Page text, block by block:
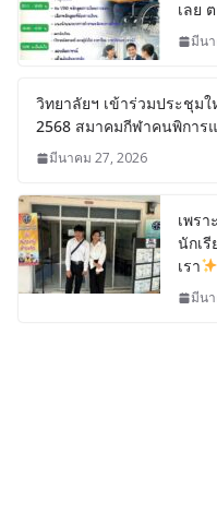
เลย
มีน
วิทยาลัยฯ เข้าร่วมประชุม
2568 สมาคมกีฬาคนพิการ
มีนาคม 27, 2026
เพรา
นักเ
เรา
มีน